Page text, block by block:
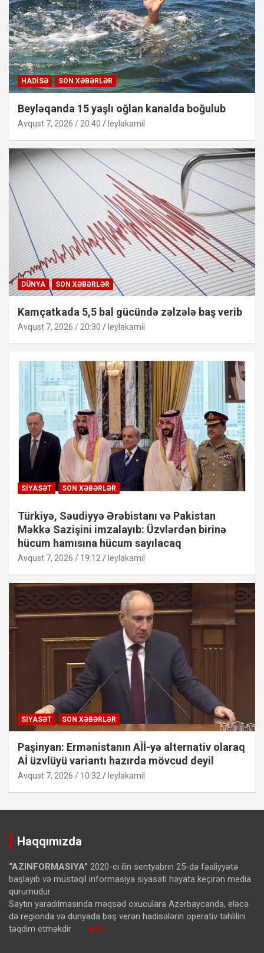
HADISƏ SON XƏBƏRLƏR
Beyləqanda 15 yaşlı oğlan kanalda boğulub
Avqust 7, 2026 / 20:40 leylakamil
DÜNYA SON XƏBƏRLƏR
Kamçatkada 5,5 bal gücündə zəlzələ baş verib
Avqust 7, 2026 / 20:30 leylakamil
SIYASƏT SON XƏBƏRLƏR
Türkiyə, Səudiyyə Ərəbistanı və Pakistan
Məkkə Sazişini imzalayıb: Üzvlərdən birinə
hücum hamısına hücum sayılacaq
Avqust 7, 2026 / 19:12 leylakamil
SIYASƏT SON XƏBƏRLƏR
Paşinyan: Ermənistanın Aİİ-yə alternativ olaraq
Aİ üzvlüyü variantı hazırda mövcud deyil
Avqust 7, 2026 / 10:32 leylakamil
Haqqımızda
“AZINFORMASIYA” 2020-cı ilin sentyabrın 25-də fəaliyyətə
başlayıb və müstəqil informasiya siyasəti həyata keçirən media
qurumudur.
Saytın yaradılmasında məqsəd oxuculara Azərbaycanda, eləcə
də regionda və dünyada baş verən hadisələrin operativ təhlilini
təqdim etməkdir ardı …